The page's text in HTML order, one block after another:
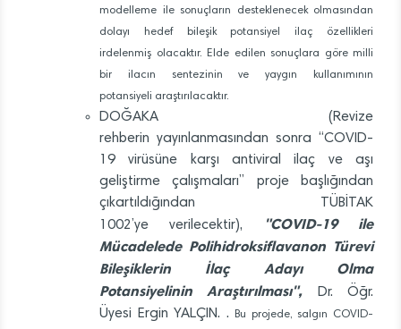
modelleme ile sonuçların desteklenecek olmasından
dolayı hedef bileşik potansiyel ilaç özellikleri
irdelenmiş olacaktır. Elde edilen sonuçlara göre milli
bir ilacın sentezinin ve yaygın kullanımının
potansiyeli araştırılacaktır.
DOĞAKA (Revize
rehberin yayınlanmasından sonra “COVID-
19 virüsüne karşı antiviral ilaç ve aşı
geliştirme çalışmaları” proje başlığından
çıkartıldığından TÜBİTAK
1002’ye verilecektir),
"COVID-19 ile
Mücadelede Polihidroksiflavanon Türevi
Bileşiklerin İlaç Adayı Olma
Potansiyelinin Araştırılması", Dr. Öğr.
Üyesi Ergin YALÇIN. .
Bu projede, salgın COVID-